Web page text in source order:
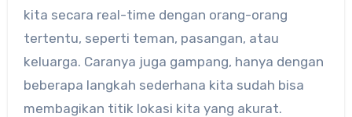
kita secara real-time dengan orang-orang
tertentu, seperti teman, pasangan, atau
keluarga.​ Caranya juga gampang, hanya dengan
beberapa langkah sederhana kita sudah bisa
membagikan titik lokasi kita yang akurat.